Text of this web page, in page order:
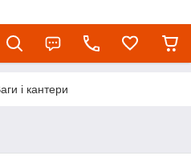
і кантери